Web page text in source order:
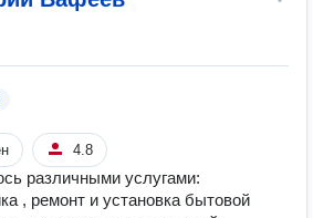
4.8
различными услугами:
, ремонт и установка бытовой